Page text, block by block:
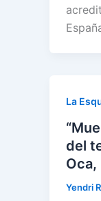
La
del
Oca,
Yendri